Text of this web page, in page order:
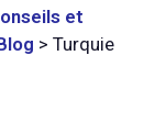
et
> Turquie